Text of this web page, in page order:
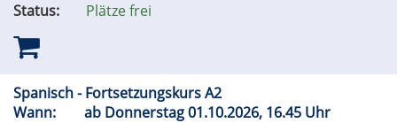
Status:
Plätze frei
Spanisch - Fortsetzungskurs A2
Wann:
ab Donnerstag 01.10.2026, 16.45 Uhr